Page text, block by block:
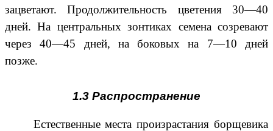
зацветают. Продолжительность цветения 30—40
дней. На центральных зонтиках семена созревают
через 40—45 дней, на боковых на 7—10 дней
позже.
1.3 Распространение
Естественные места произрастания борщевика